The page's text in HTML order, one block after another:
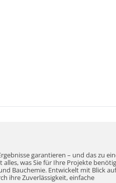
garantieren – und das zu
was Sie für Ihre Projekte
Bauchemie. Entwickelt mit Blick
ihre Zuverlässigkeit, einfache